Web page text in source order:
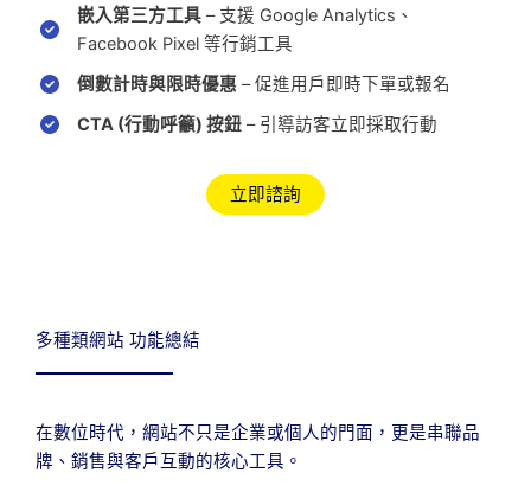
嵌入第三方工具 – 支援 Google Analytics、
Facebook Pixel 等行銷工具
倒數計時與限時優惠 – 促進用戶即時下單或報名
CTA (行動呼籲) 按鈕 – 引導訪客立即採取行動
立即諮詢
多種類網站 功能總結
在數位時代，網站不只是企業或個人的門面，更是串聯品
牌、銷售與客戶互動的核心工具。